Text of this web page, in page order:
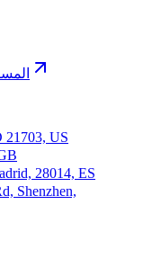
21703, US
28014, ES
Shenzhen,